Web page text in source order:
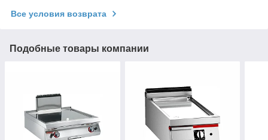
Все условия возврата
Подобные товары компании